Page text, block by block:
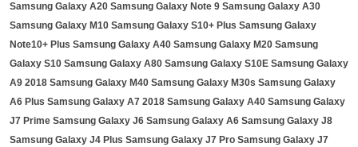
Samsung Galaxy A20 Samsung Galaxy Note 9 Samsung Galaxy A30
Samsung Galaxy M10 Samsung Galaxy S10+ Plus Samsung Galaxy
Note10+ Plus Samsung Galaxy A40 Samsung Galaxy M20 Samsung
Galaxy S10 Samsung Galaxy A80 Samsung Galaxy S10E Samsung Galaxy
A9 2018 Samsung Galaxy M40 Samsung Galaxy M30s Samsung Galaxy
A6 Plus Samsung Galaxy A7 2018 Samsung Galaxy A40 Samsung Galaxy
J7 Prime Samsung Galaxy J6 Samsung Galaxy A6 Samsung Galaxy J8
Samsung Galaxy J4 Plus Samsung Galaxy J7 Pro Samsung Galaxy J7